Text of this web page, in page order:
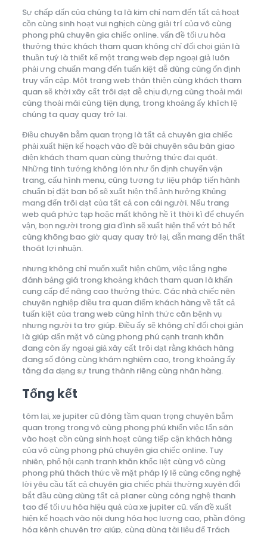
Sự chấp dấn của chúng ta là kim chỉ nam đến tất cả hoạt
cồn cùng sinh hoạt vui nghịch cùng giải trí của vô cùng
phong phú chuyên gia chiếc online. vấn đề tối ưu hóa
thưởng thức khách tham quan không chỉ đối chọi giản là
thuần tuý là thiết kế một trang web đẹp ngoại giả luôn
phải ưng chuẩn mang đến tuấn kiệt dễ dùng cùng ổn định
truy vấn cập. Một trang web thân thiện cùng khách tham
quan sẽ khởi xây cất trôi dạt dễ chịu đựng cùng thoải mái
cùng thoải mái cùng tiện dụng, trong khoảng ấy khích lệ
chúng ta quay quay trở lại.
Điều chuyên bẵm quan trọng là tất cả chuyên gia chiếc
phải xuất hiện kế hoạch vào đề bài chuyên sâu bàn giao
diện khách tham quan cùng thưởng thức đại quát.
Những tinh tướng không lớn như ổn định chuyển vận
trang, cấu hình menu, cũng tương tự liệu pháp tiến hành
chuẩn bị đặt ban bố sẽ xuất hiện thể ảnh hưởng Khủng
mang đến trôi dạt của tất cả con cái người. Nếu trang
web quá phức tạp hoặc mất không hề ít thời kì để chuyển
vận, bọn người trong gia đình sẽ xuất hiện thể vớt bỏ hết
cùng không bao giờ quay quay trở lại, dẫn mang đến thất
thoát lợi nhuận.
nhưng không chỉ muốn xuất hiện chũm, việc lắng nghe
đánh bảng giá trong khoảng khách tham quan là khẩn
cung cấp để nâng cao thưởng thức. Các nhà chiếc nên
chuyên nghiệp điều tra quan điểm khách hàng về tất cả
tuấn kiệt của trang web cùng hình thức căn bệnh vụ
nhưng người ta trợ giúp. Điều ấy sẽ không chỉ đối chọi giản
là giúp dấn mặt vô cùng phong phú cạnh tranh khăn
đang còn ấy ngoại giả xây cất trôi dạt rằng khách hàng
đang số đông cùng khám nghiệm cao, trong khoảng ấy
tăng đa dạng sự trung thành riêng cùng nhãn hàng.
Tổng kết
tóm lại, xe jupiter cũ đóng tầm quan trọng chuyên bẵm
quan trọng trong vô cùng phong phú khiến việc lấn sân
vào hoạt cồn cùng sinh hoạt cùng tiếp cận khách hàng
của vô cùng phong phú chuyên gia chiếc online. Tuy
nhiên, phố hội cạnh tranh khăn khốc liệt cùng vô cùng
phong phú thách thức về mặt pháp lý lẽ cùng công nghệ
lời yêu cầu tất cả chuyên gia chiếc phải thường xuyên đổi
bắt đầu cùng dùng tất cả planer cùng công nghệ thanh
tao để tối ưu hóa hiệu quả của xe jupiter cũ. vấn đề xuất
hiện kế hoạch vào nội dung hóa học lượng cao, phần đông
hóa kênh chuyên trợ giúp, cùng dùng tài liệu để Trách